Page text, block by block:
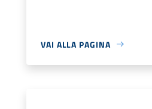
VAI ALLA PAGINA